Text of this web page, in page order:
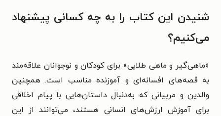
شنیدن این کتاب را به چه کسانی پیشنهاد
می‌کنیم؟
«ماهی‌گیر و ماهی طلایی» برای کودکان و نوجوانان علاقه‌مند
به قصه‌های افسانه‌ای و آموزنده مناسب است. همچنین
والدین و مربیانی که به‌دنبال داستان‌هایی با پیام اخلاقی
برای آموزش ارزش‌های انسانی هستند، می‌توانند از این